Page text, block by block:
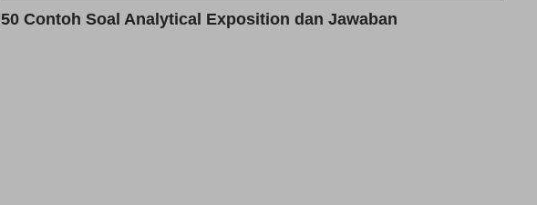
50 Contoh Soal Analytical Exposition dan Jawaban